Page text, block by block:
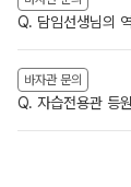
Q. 담임선생님의
바자관 문의
Q. 자습전용관 등